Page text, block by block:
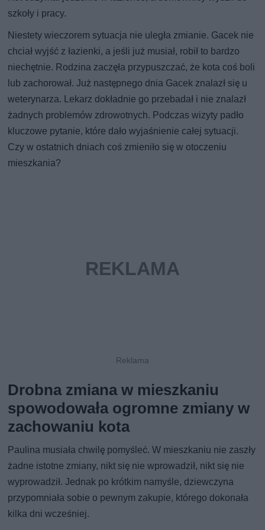
szkoły i pracy.
Niestety wieczorem sytuacja nie uległa zmianie. Gacek nie
chciał wyjść z łazienki, a jeśli już musiał, robił to bardzo
niechętnie. Rodzina zaczęła przypuszczać, że kota coś boli
lub zachorował. Już następnego dnia Gacek znalazł się u
weterynarza. Lekarz dokładnie go przebadał i nie znalazł
żadnych problemów zdrowotnych. Podczas wizyty padło
kluczowe pytanie, które dało wyjaśnienie całej sytuacji.
Czy w ostatnich dniach coś zmieniło się w otoczeniu
mieszkania?
Drobna zmiana w mieszkaniu
spowodowała ogromne zmiany w
zachowaniu kota
Paulina musiała chwilę pomyśleć. W mieszkaniu nie zaszły
żadne istotne zmiany, nikt się nie wprowadził, nikt się nie
wyprowadził. Jednak po krótkim namyśle, dziewczyna
przypomniała sobie o pewnym zakupie, którego dokonała
kilka dni wcześniej.